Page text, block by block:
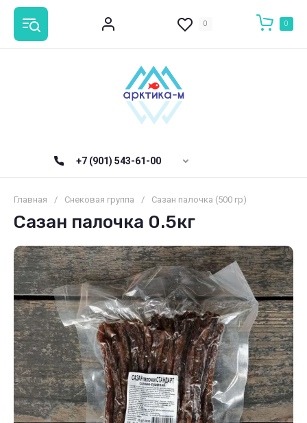
0 0
+7 (901) 543-61-00
Главная / Снековая группа / Сазан палочка (500 гр)
Сазан палочка 0.5кг